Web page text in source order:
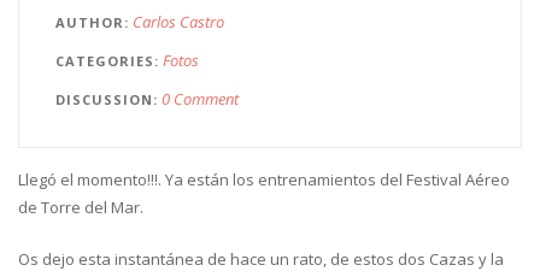
AUTHOR Carlos Castro
CATEGORIES Fotos
DISCUSSION 0 Comment
Llegó el momento!!!. Ya están los entrenamientos del Festival Aéreo
de Torre del Mar.
Os dejo esta instantánea de hace un rato, de estos dos Cazas y la